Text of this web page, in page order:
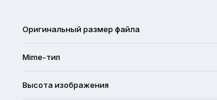
Оригинальный размер файла
Mime-тип
Высота изображения